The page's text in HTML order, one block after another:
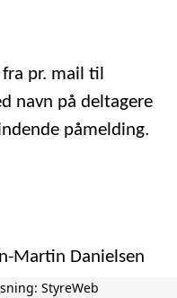
pr. mail til
navn på deltagere
påmelding.
Martin Danielsen
StyreWeb